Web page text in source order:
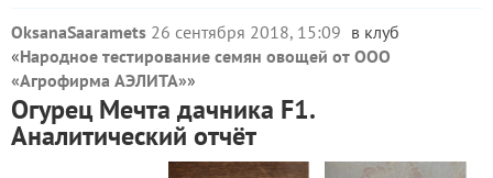
OksanaSaaramets 26 сентября 2018, 15:09 в клуб
«Народное тестирование семян овощей от ООО
«Агрофирма АЭЛИТА»»
Огурец Мечта дачника F1.
Аналитический отчёт